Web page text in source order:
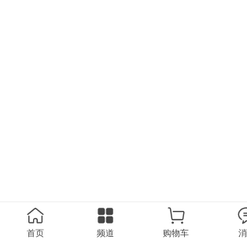
首页 频道 购物车